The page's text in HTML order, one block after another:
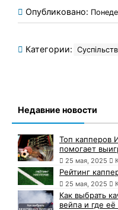
Опубликовано:
Категории:
Недавние новости
Топ капперов
помогает
25 мая, 2025
Рейтинг
25 мая, 2025
Как выбрать
вейпа и где её